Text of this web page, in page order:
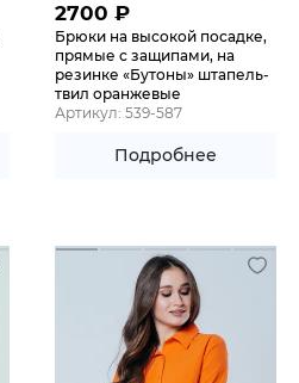
2700 ₽
Брюки на высокой посадке,
прямые с защипами, на
резинке «Бутоны» штапель-
твил оранжевые
Артикул: 539-587
Подробнее